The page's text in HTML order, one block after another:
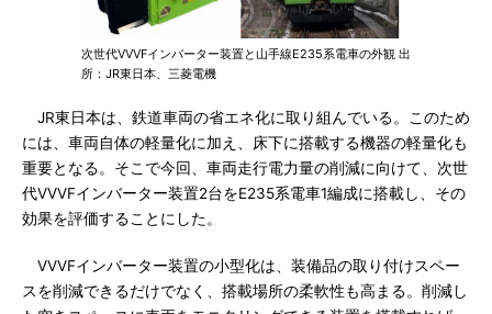
次世代VVVFインバーター装置と山手線E235系電車の外観 出
所：JR東日本、三菱電機
JR東日本は、鉄道車両の省エネ化に取り組んでいる。このため
には、車両自体の軽量化に加え、床下に搭載する機器の軽量化も
重要となる。そこで今回、車両走行電力量の削減に向けて、次世
代VVVFインバーター装置2台をE235系電車1編成に搭載し、その
効果を評価することにした。
VVVFインバーター装置の小型化は、装備品の取り付けスペー
スを削減できるだけでなく、搭載場所の柔軟性も高まる。削減し